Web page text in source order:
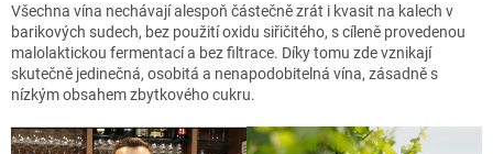
Všechna vína nechávají alespoň částečně zrát i kvasit na kalech v
barikových sudech, bez použití oxidu siřičitého, s cíleně provedenou
malolaktickou fermentací a bez filtrace. Díky tomu zde vznikají
skutečně jedinečná, osobitá a nenapodobitelná vína, zásadně s
nízkým obsahem zbytkového cukru.